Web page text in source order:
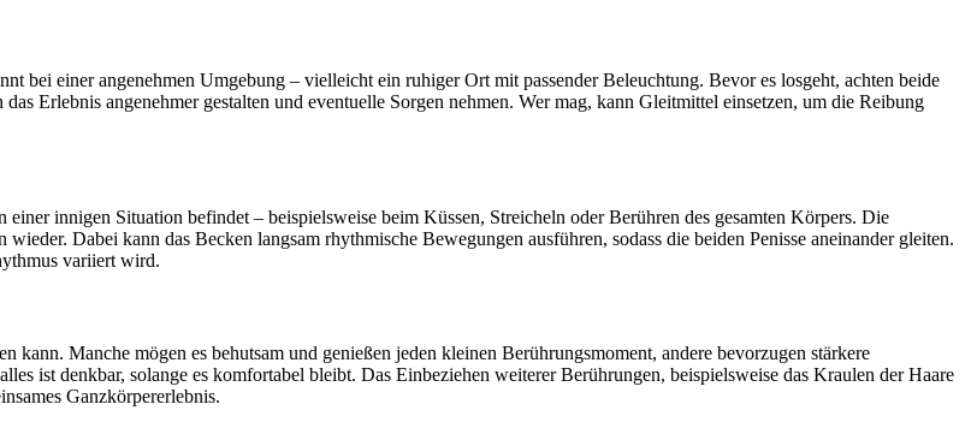
bei einer angenehmen Umgebung – vielleicht ein ruhiger Ort mit passender Beleuchtung. Bevor es losgeht, achten beide
Erlebnis angenehmer gestalten und eventuelle Sorgen nehmen. Wer mag, kann Gleitmittel einsetzen, um die Reibung
innigen Situation befindet – beispielsweise beim Küssen, Streicheln oder Berühren des gesamten Körpers. Die
Dabei kann das Becken langsam rhythmische Bewegungen ausführen, sodass die beiden Penisse aneinander gleiten.
variiert wird.
kann. Manche mögen es behutsam und genießen jeden kleinen Berührungsmoment, andere bevorzugen stärkere
ist denkbar, solange es komfortabel bleibt. Das Einbeziehen weiterer Berührungen, beispielsweise das Kraulen der Haare
Ganzkörpererlebnis.